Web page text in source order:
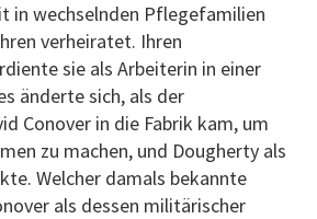
in wechselnden Pflegefamilien
verheiratet. Ihren
sie als Arbeiterin in einer
änderte sich, als der
Conover in die Fabrik kam, um
zu machen, und Dougherty als
Welcher damals bekannte
als dessen militärischer